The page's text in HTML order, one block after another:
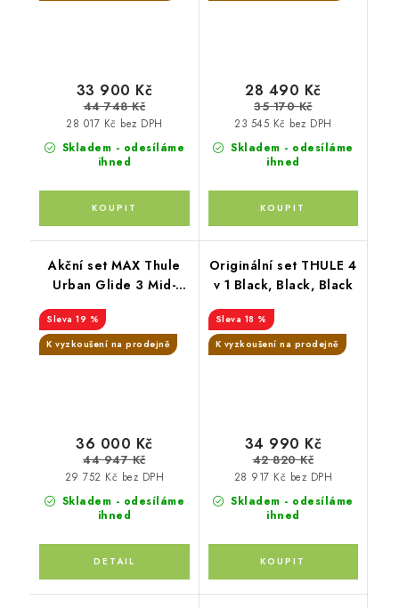
Skladem - odesíláme
ihned
28 017 Kč bez DPH
33 900 Kč
44 748 Kč
Skladem - odesíláme
ihned
23 545 Kč bez DPH
28 490 Kč
35 170 Kč
Akční set MAX Thule
Urban Glide 3 Mid-
19 %
K vyzkoušení na prodejně
Skladem - odesíláme
ihned
29 752 Kč bez DPH
36 000 Kč
44 947 Kč
Originální set THULE 4
v 1 Black, Black, Black
18 %
K vyzkoušení na prodejně
Skladem - odesíláme
ihned
28 917 Kč bez DPH
34 990 Kč
42 820 Kč